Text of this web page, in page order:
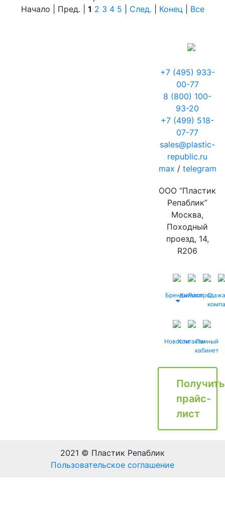
Начало | Пред. | 1 2 3 4 5 След. Конец Все
+7 (495) 933-
00-77
8 (800) 100-
93-20
+7 (499) 518-
07-77
sales@plastic-
republic.ru
max / telegram
ООО “Пластик
Репаблик”
Москва,
Походный
проезд, 14,
R206
БрендыКаталог
Распродажа
О
НовостиКонтактыЛичный
кабинет
Получить
прайс-
лист
2021 © Пластик Репаблик
Пользовательское соглашение